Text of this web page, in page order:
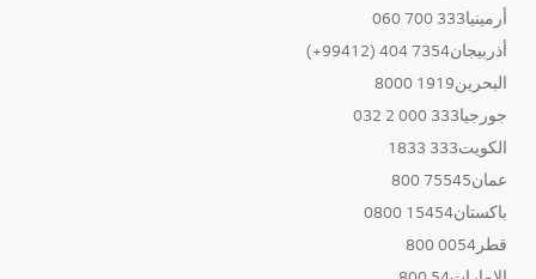
أرمينيا333 700 060
أذربيجان7354 404 (99412+)
البحرين1919 8000
جورجيا333 000 2 032
الكويت333 1833
عمان75545 800
باكستان15454 0800
قطر0054 800